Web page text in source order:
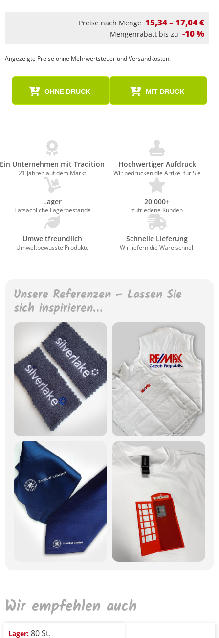
Preise nach Menge 15,34 – 17,04 €
Mengenrabatt bis zu -10 %
Angezeigte Preise ohne Mehrwertsteuer und Versandkosten.
OHNE DRUCK MIT DRUCK
Ein Unternehmen mit Tradition
21 Jahren auf dem Markt
Hochwertiger Aufdruck
Wir bedrucken die Artikel für Sie
Lager
Tatsächliche Lagerbestände
20.000+
zufriedene Kunden
Umweltfreundlich
Umweltbewusste Produkte
Schnelle Lieferung
Wir liefern die Ware schnell
Unsere Referenzen – Lassen Sie
sich inspirieren…
Wir empfehlen auch
Lager: 80 St.